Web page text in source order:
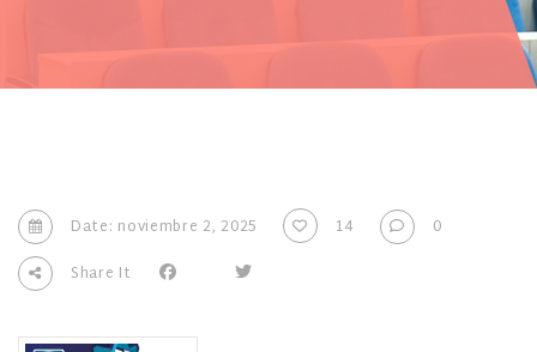
Date: noviembre 2, 2025 14
0
Share It